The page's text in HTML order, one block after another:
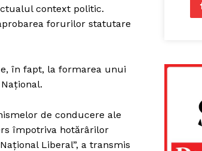
context politic.
forurilor statutare
în fapt, la formarea unui
de conducere ale
împotriva hotărârilor
Liberal”, a transmis